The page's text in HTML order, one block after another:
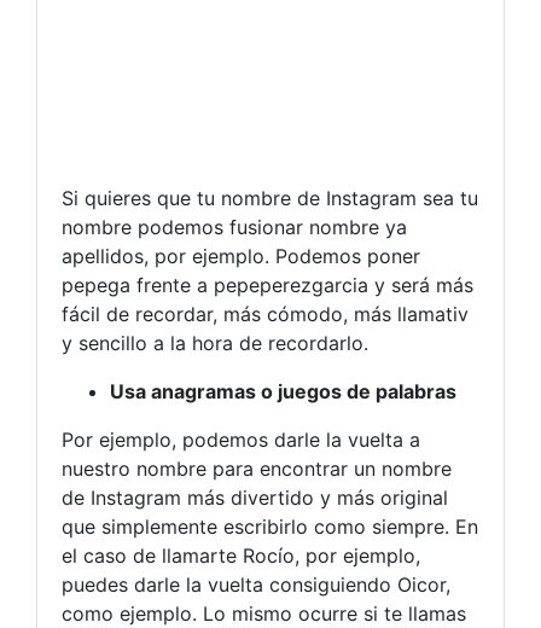
Si quieres que tu nombre de Instagram sea tu
nombre podemos fusionar nombre ya
apellidos, por ejemplo. Podemos poner
pepega frente a pepeperezgarcia y será más
fácil de recordar, más cómodo, más llamativ
y sencillo a la hora de recordarlo.
Usa anagramas o juegos de palabras
Por ejemplo, podemos darle la vuelta a
nuestro nombre para encontrar un nombre
de Instagram más divertido y más original
que simplemente escribirlo como siempre. En
el caso de llamarte Rocío, por ejemplo,
puedes darle la vuelta consiguiendo Oicor,
como ejemplo. Lo mismo ocurre si te llamas